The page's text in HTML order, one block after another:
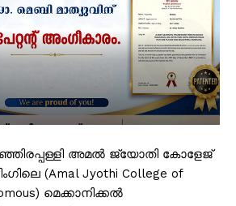
അമൽ ജ്യോതി കോളേജ്
(Amal Jyothi College of
മെക്കാനിക്കൽ